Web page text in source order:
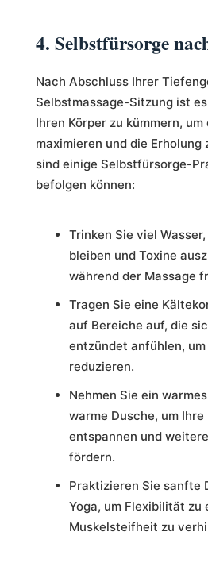
4. Selbstfürsorge
Nach Abschluss Ihrer
Selbstmassage-Sitzung ist
Ihren Körper zu kümmern,
maximieren und die Erholung
sind einige Selbstfürsorge-
befolgen können:
Trinken Sie viel
bleiben und Toxine
während der Massage
Tragen Sie eine
auf Bereiche auf, die
entzündet anfühlen,
reduzieren.
Nehmen Sie ein
warme Dusche, um Ihre
entspannen und
fördern.
Praktizieren Sie sanfte
Yoga, um Flexibilität zu
Muskelsteifheit zu